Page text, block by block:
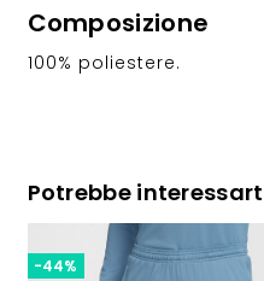
Composizione
100% poliestere.
Potrebbe
-44%